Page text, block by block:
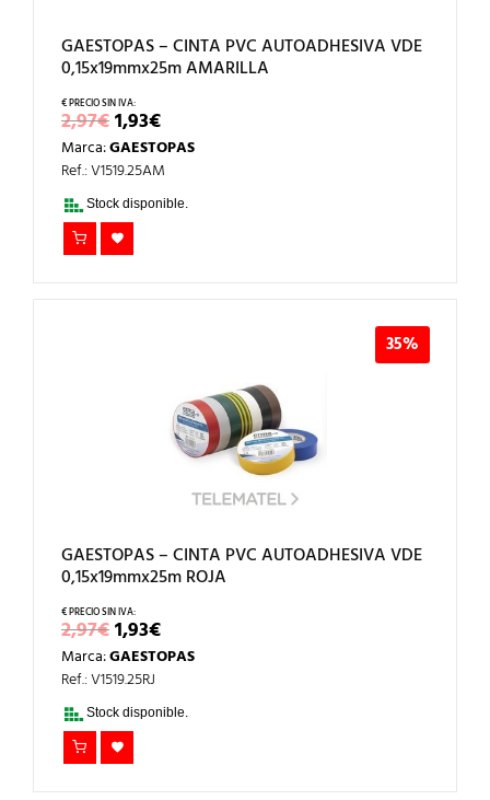
GAESTOPAS – CINTA PVC AUTOADHESIVA VDE
0,15x19mmx25m AMARILLA
2,97€EL
PRECIO
ORIGINAL
ERA:
2,97€.
1,93€EL
PRECIO
ACTUAL
ES:
1,93€.
Marca:GAESTOPAS
Ref.: V1519.25AM
Stock disponible.
35%
GAESTOPAS – CINTA PVC AUTOADHESIVA VDE
0,15x19mmx25m ROJA
2,97€EL
PRECIO
ORIGINAL
ERA:
2,97€.
1,93€EL
PRECIO
ACTUAL
1,93€.
Marca:GAESTOPAS
Ref.: V1519.25RJ
Stock disponible.